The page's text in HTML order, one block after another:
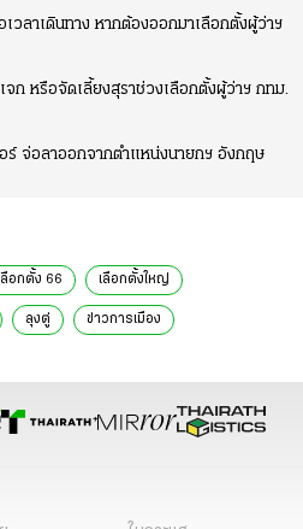
วลาเดินทาง หากต้องออกมาเลือกตั้งผู้ว่าฯ
ก หรือจัดเลี้ยงสุราช่วงเลือกตั้งผู้ว่าฯ กทม.
ร์ จ่อลาออกจากตำแหน่งนายกฯ อังกฤษ
ลือกตั้ง 66 เลือกตั้งใหญ่
ลุงตู่ ข่าวการเมือง